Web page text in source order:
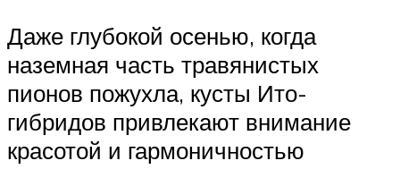
Даже глубокой осенью, когда
наземная часть травянистых
пионов пожухла, кусты Ито-
гибридов привлекают внимание
красотой и гармоничностью